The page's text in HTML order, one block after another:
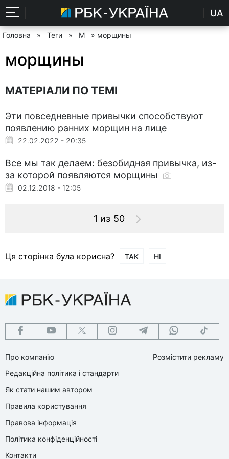
UA
Головна » Теги » М » морщины
морщины
МАТЕРІАЛИ ПО ТЕМІ
Эти повседневные привычки способствуют
появлению ранних морщин на лице
22.02.2022 - 20:35
Все мы так делаем: безобидная привычка, из-
за которой появляются морщины
02.12.2018 - 12:05
1 из 50
Ця сторінка була корисна? ТАК НІ
Про компанію
Редакційна політика і стандарти
Як стати нашим автором
Правила користування
Правова інформація
Політика конфіденційності
Контакти
Розмістити рекламу